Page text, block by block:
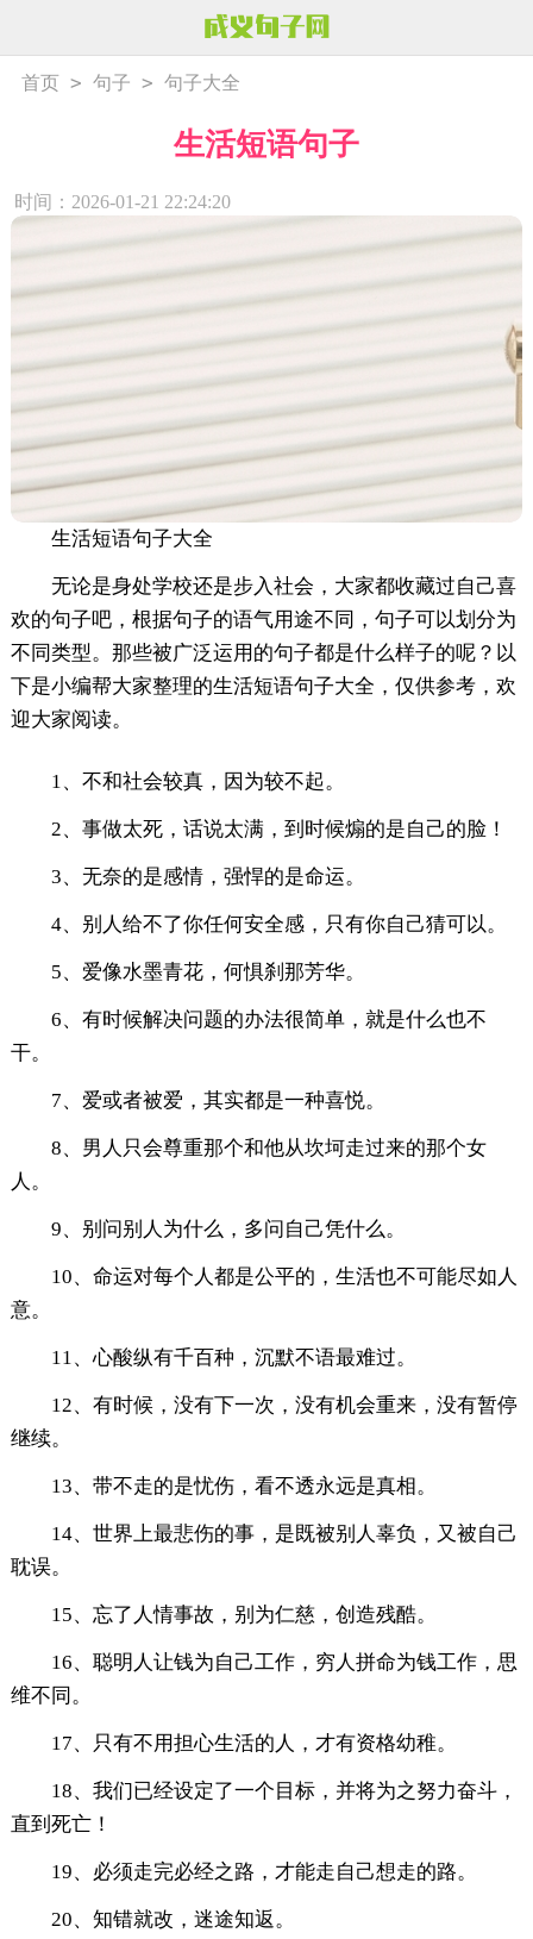
首页 > 句子 > 句子大全
生活短语句子
时间：2026-01-21 22:24:20
生活短语句子大全
无论是身处学校还是步入社会，大家都收藏过自己喜
欢的句子吧，根据句子的语气用途不同，句子可以划分为
不同类型。那些被广泛运用的句子都是什么样子的呢？以
下是小编帮大家整理的生活短语句子大全，仅供参考，欢
迎大家阅读。
1、不和社会较真，因为较不起。
2、事做太死，话说太满，到时候煽的是自己的脸！
3、无奈的是感情，强悍的是命运。
4、别人给不了你任何安全感，只有你自己猜可以。
5、爱像水墨青花，何惧刹那芳华。
6、有时候解决问题的办法很简单，就是什么也不
干。
7、爱或者被爱，其实都是一种喜悦。
8、男人只会尊重那个和他从坎坷走过来的那个女
人。
9、别问别人为什么，多问自己凭什么。
10、命运对每个人都是公平的，生活也不可能尽如人
意。
11、心酸纵有千百种，沉默不语最难过。
12、有时候，没有下一次，没有机会重来，没有暂停
继续。
13、带不走的是忧伤，看不透永远是真相。
14、世界上最悲伤的事，是既被别人辜负，又被自己
耽误。
15、忘了人情事故，别为仁慈，创造残酷。
16、聪明人让钱为自己工作，穷人拼命为钱工作，思
维不同。
17、只有不用担心生活的人，才有资格幼稚。
18、我们已经设定了一个目标，并将为之努力奋斗，
直到死亡！
19、必须走完必经之路，才能走自己想走的路。
20、知错就改，迷途知返。